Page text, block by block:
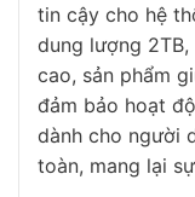
tin cậy cho hệ
dung lượng
cao, sản phẩm
đảm bảo hoạt
dành cho người
toàn, mang lại